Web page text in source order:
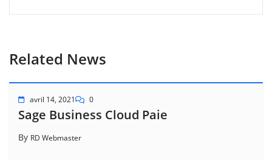
Related News
avril 14, 2021 0
Sage Business Cloud Paie
By RD Webmaster